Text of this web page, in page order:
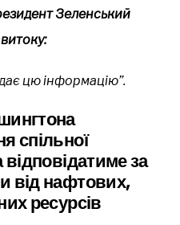
Зеленський
цю інформацію”.
спільної
за
від нафтових,
ресурсів